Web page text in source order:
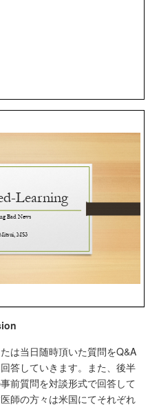
は当日随時頂いた質問をQ&A
答していきます。また、後半
前質問を対談形式で回答して
師の方々は米国にてそれぞれ